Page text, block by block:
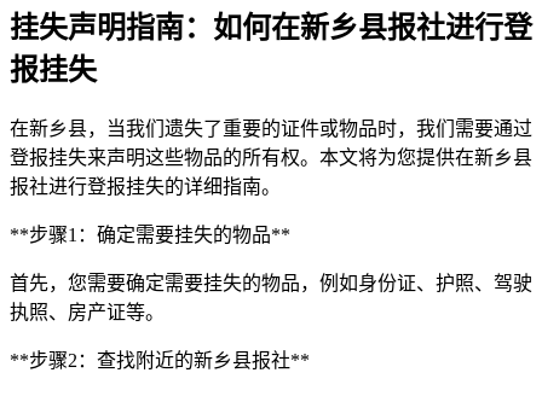
挂失声明指南：如何在新乡县报社进行登
报挂失
在新乡县，当我们遗失了重要的证件或物品时，我们需要通过
登报挂失来声明这些物品的所有权。本文将为您提供在新乡县
报社进行登报挂失的详细指南。
**步骤1：确定需要挂失的物品**
首先，您需要确定需要挂失的物品，例如身份证、护照、驾驶
执照、房产证等。
**步骤2：查找附近的新乡县报社**